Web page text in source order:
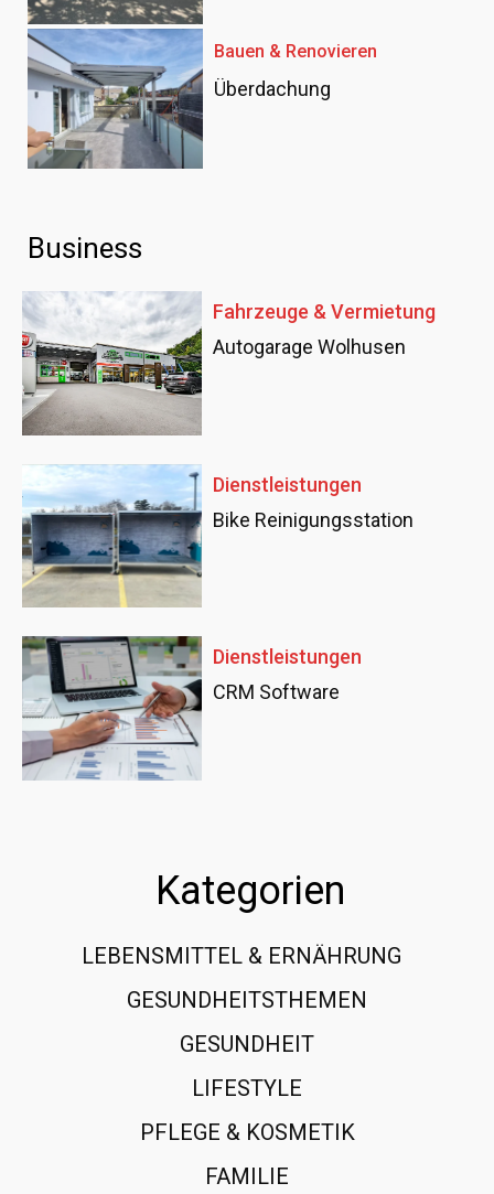
Bauen & Renovieren
Überdachung
Business
Fahrzeuge & Vermietung
Autogarage Wolhusen
Dienstleistungen
Bike Reinigungsstation
Dienstleistungen
CRM Software
Kategorien
LEBENSMITTEL & ERNÄHRUNG
GESUNDHEITSTHEMEN
GESUNDHEIT
LIFESTYLE
PFLEGE & KOSMETIK
FAMILIE